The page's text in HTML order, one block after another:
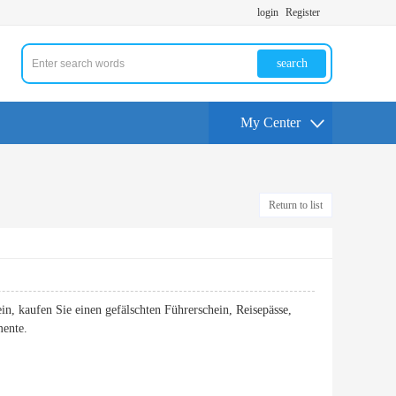
login Register
search
My Center
Return to list
kaufen Sie einen gefälschten Führerschein, Reisepässe,